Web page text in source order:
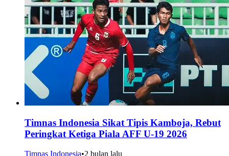
Timnas Indonesia Sikat Tipis Kamboja, Rebut
Peringkat Ketiga Piala AFF U-19 2026
Timnas Indonesia•2 bulan lalu